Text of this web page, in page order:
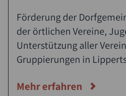
Förderung der Dorfgemeinschaft.
der örtlichen Vereine,
Unterstützung aller
Gruppierungen in
Mehr erfahren